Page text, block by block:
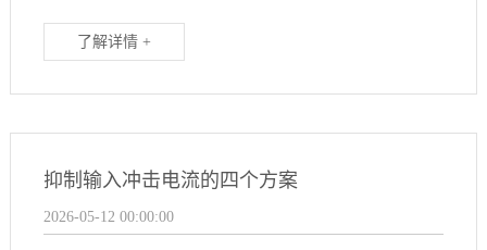
了解详情 +
抑制输入冲击电流的四个方案
2026-05-12 00:00:00